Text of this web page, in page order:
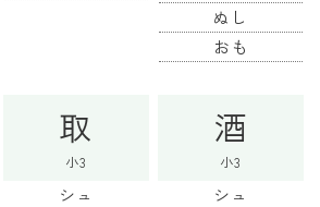
ぬし
おも
取
小3
シュ
酒
小3
シュ